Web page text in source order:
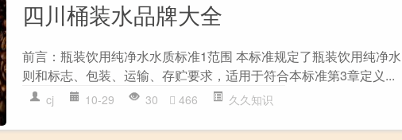
四川桶装水品牌大全
前言：瓶装饮用纯净水水质标准1范围 本标准规定了瓶装饮用纯净
则和标志、包装、运输、存贮要求，适用于符合本标准第3章定义...
cj 10-29 30 466 久久知识